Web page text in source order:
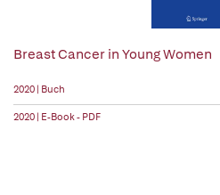
Breast Cancer in Young Women
2020 | Buch
2020 | E-Book - PDF